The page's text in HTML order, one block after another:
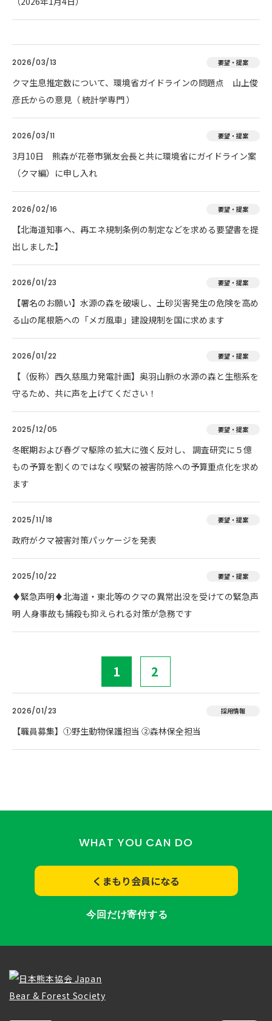
2026/03/13 要望・提案
クマ生息推定数について、環境省ガイドラインの問題点 山上俊
彦氏からの意見（ 統計学専門 ）
2026/03/11 要望・提案
3月10日 熊森が花巻市猟友会長と共に環境省にガイドライン案
（クマ編）に申し入れ
2026/02/16 要望・提案
【北海道知事へ、再エネ規制条例の制定などを求める要望書を提
出しました】
2026/01/23 要望・提案
【署名のお願い】水源の森を破壊し、土砂災害発生の危険を高め
る山の尾根筋への「メガ風車」建設規制を国に求めます
2026/01/22 要望・提案
【（仮称）西久慈風力発電計画】奥羽山脈の水源の森と生態系を
守るため、共に声を上げてください！
2025/12/05 要望・提案
冬眠期および春グマ駆除の拡大に強く反対し、 調査研究に５億
もの予算を割くのではなく喫緊の被害防除への予算重点化を求め
ます
2025/11/18 要望・提案
政府がクマ被害対策パッケージを発表
2025/10/22 要望・提案
♦️緊急声明♦️北海道・東北等のクマの異常出没を受けての緊急声
明 人身事故も捕殺も抑えられる対策が急務です
1 2
2026/01/23 採用情報
【職員募集】①野生動物保護担当 ②森林保全担当
WHAT YOU CAN DO
くまもり会員になる
今回だけ寄付する